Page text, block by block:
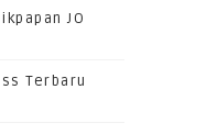
JO
Terbaru